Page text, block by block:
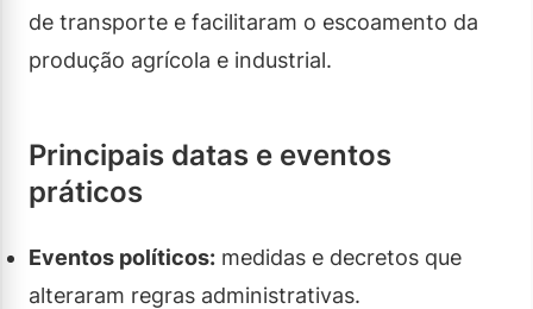
de transporte e facilitaram o escoamento da
produção agrícola e industrial.
Principais datas e eventos
práticos
Eventos políticos: medidas e decretos que
alteraram regras administrativas.